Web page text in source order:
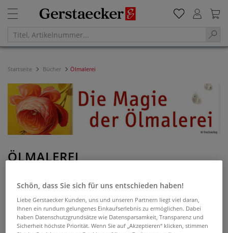
Startseite Bücher Ölmalerei
ÖLMALEREI
Filtern & Sortieren
Schön, dass Sie sich für uns entschieden haben!
Liebe Gerstaecker Kunden, uns und unseren Partnern liegt viel daran,
Ihnen ein rundum gelungenes Einkaufserlebnis zu ermöglichen. Dabei
haben Datenschutzgrundsätze wie Datensparsamkeit, Transparenz und
Sicherheit höchste Priorität. Wenn Sie auf „Akzeptieren“ klicken, stimmen